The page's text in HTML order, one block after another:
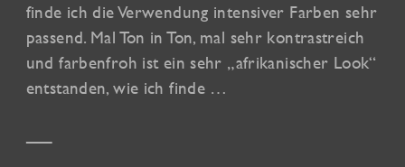
finde ich die Verwendung intensiver Farben sehr
passend. Mal Ton in Ton, mal sehr kontrastreich
und farbenfroh ist ein sehr „afrikanischer Look“
entstanden, wie ich finde …
—–